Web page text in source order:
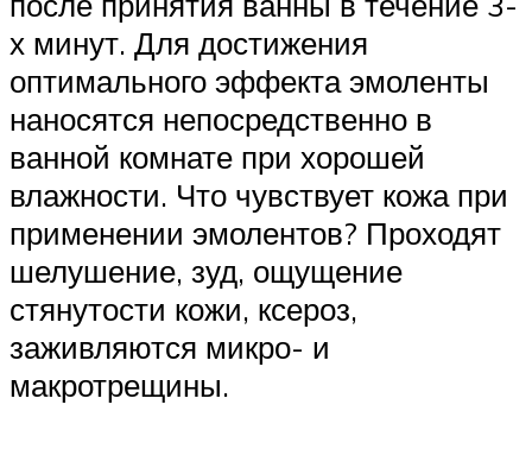
х минут. Для достижения
оптимального эффекта эмоленты
наносятся непосредственно в
ванной комнате при хорошей
влажности. Что чувствует кожа при
применении эмолентов? Проходят
шелушение, зуд, ощущение
стянутости кожи, ксероз,
заживляются микро- и
макротрещины.